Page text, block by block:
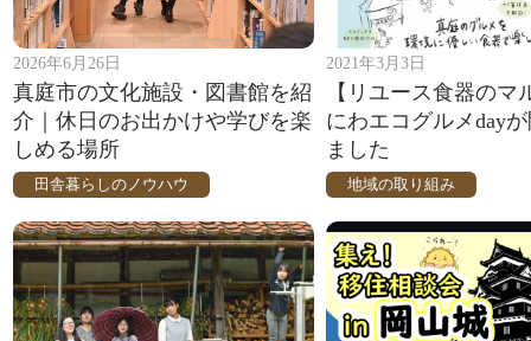
2026年6月26日
真庭市の文化施設・図書館を紹
介｜休日のお出かけや学びを楽
しめる場所
田舎暮らしのノウハウ
2021年3月3日
【リユース食器のマ
にわエコグルメday
ました
地域の取り組み